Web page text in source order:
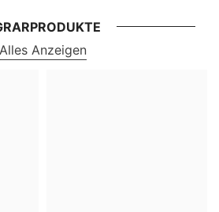
Alles Anzeigen